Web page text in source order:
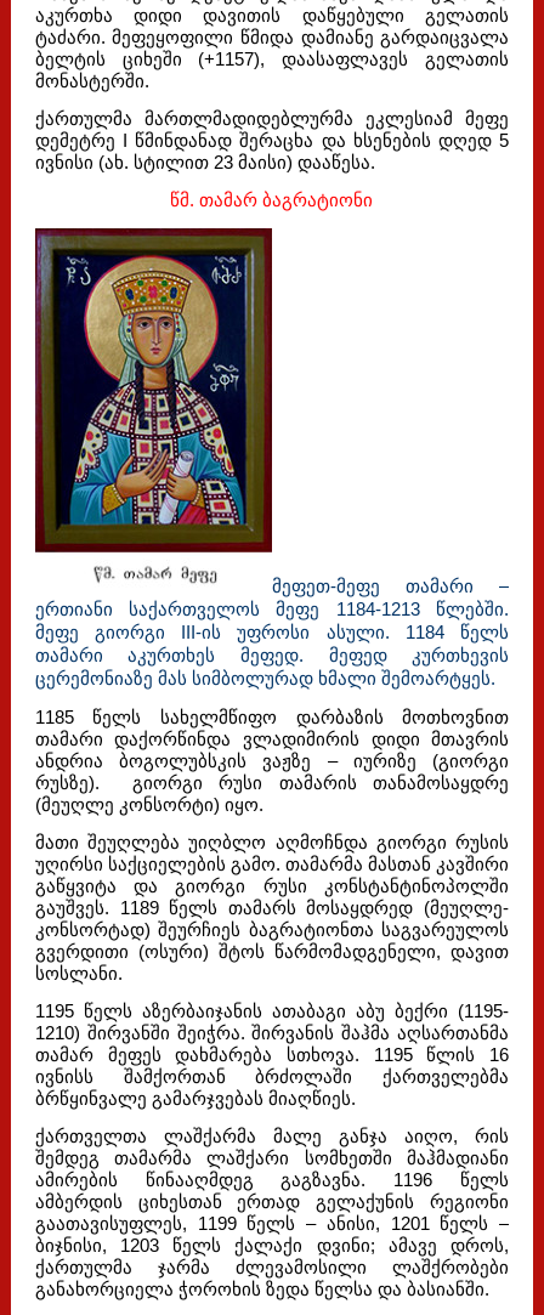
აკურთხა დიდი დავითის დაწყებული გელათის
ტაძარი. მეფეყოფილი წმიდა დამიანე გარდაიცვალა
ბელტის ციხეში (+1157), დაასაფლავეს გელათის
მონასტერში.
ქართულმა მართლმადიდებლურმა ეკლესიამ მეფე
დემეტრე I წმინდანად შერაცხა და ხსენების დღედ 5
ივნისი (ახ. სტილით 23 მაისი) დააწესა.
წმ. თამარ ბაგრატიონი
მეფეთ-მეფე თამარი –
ერთიანი საქართველოს მეფე 1184-1213 წლებში.
მეფე გიორგი III-ის უფროსი ასული. 1184 წელს
თამარი აკურთხეს მეფედ. მეფედ კურთხევის
ცერემონიაზე მას სიმბოლურად ხმალი შემოარტყეს.
1185 წელს სახელმწიფო დარბაზის მოთხოვნით
თამარი დაქორწინდა ვლადიმირის დიდი მთავრის
ანდრია ბოგოლუბსკის ვაჟზე – იურიზე (გიორგი
რუსზე). გიორგი რუსი თამარის თანამოსაყდრე
(მეუღლე კონსორტი) იყო.
მათი შეუღლება უიღბლო აღმოჩნდა გიორგი რუსის
უღირსი საქციელების გამო. თამარმა მასთან კავშირი
გაწყვიტა და გიორგი რუსი კონსტანტინოპოლში
გაუშვეს. 1189 წელს თამარს მოსაყდრედ (მეუღლე-
კონსორტად) შეურჩიეს ბაგრატიონთა საგვარეულოს
გვერდითი (ოსური) შტოს წარმომადგენელი, დავით
სოსლანი.
1195 წელს აზერბაიჯანის ათაბაგი აბუ ბექრი (1195-
1210) შირვანში შეიჭრა. შირვანის შაჰმა აღსართანმა
თამარ მეფეს დახმარება სთხოვა. 1195 წლის 16
ივნისს შამქორთან ბრძოლაში ქართველებმა
ბრწყინვალე გამარჯვებას მიაღწიეს.
ქართველთა ლაშქარმა მალე განჯა აიღო, რის
შემდეგ თამარმა ლაშქარი სომხეთში მაჰმადიანი
ამირების წინააღმდეგ გაგზავნა. 1196 წელს
ამბერდის ციხესთან ერთად გელაქუნის რეგიონი
გაათავისუფლეს, 1199 წელს – ანისი, 1201 წელს –
ბიჯნისი, 1203 წელს ქალაქი დვინი; ამავე დროს,
ქართულმა ჯარმა ძლევამოსილი ლაშქრობები
განახორციელა ჭოროხის ზედა წელსა და ბასიანში.